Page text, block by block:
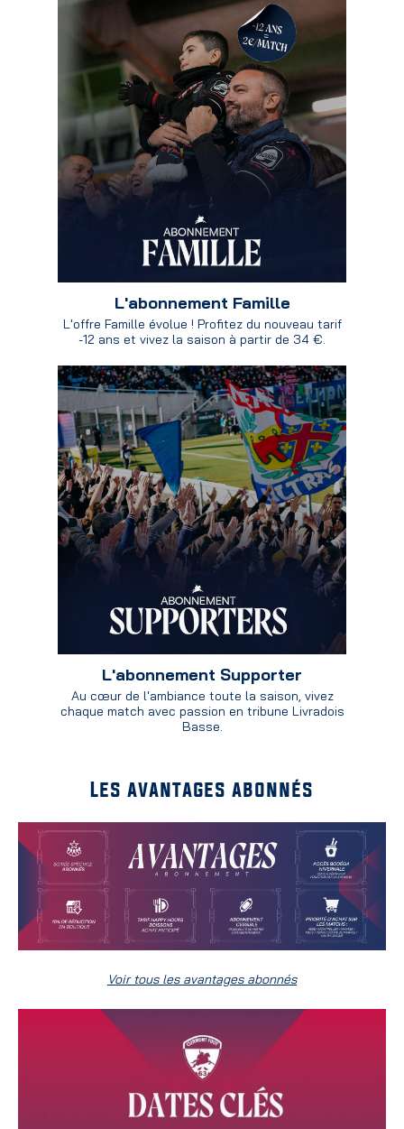
L'abonnement Famille
L'offre Famille évolue ! Profitez du nouveau tarif
-12 ans et vivez la saison à partir de 34 €.
L'abonnement Supporter
Au cœur de l'ambiance toute la saison, vivez
chaque match avec passion en tribune Livradois
Basse.
Les avantages abonnés
Voir tous les avantages abonnés